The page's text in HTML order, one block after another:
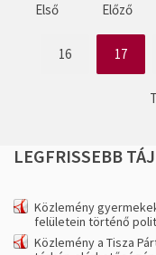
Első Előző
16 17
LEGFRISSEBB
Közlemény
felületein történő
Közlemény a Tisza